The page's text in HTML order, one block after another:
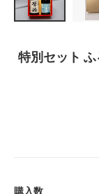
特別セット
購入数